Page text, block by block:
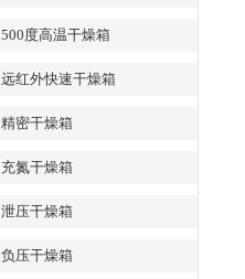
500度高温干燥箱
远红外快速干燥箱
精密干燥箱
充氮干燥箱
泄压干燥箱
负压干燥箱